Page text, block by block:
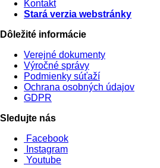
Kontakt
Stará verzia webstránky
Dôležité informácie
Verejné dokumenty
Výročné správy
Podmienky súťaží
Ochrana osobných údajov
GDPR
Sledujte nás
Facebook
Instagram
Youtube